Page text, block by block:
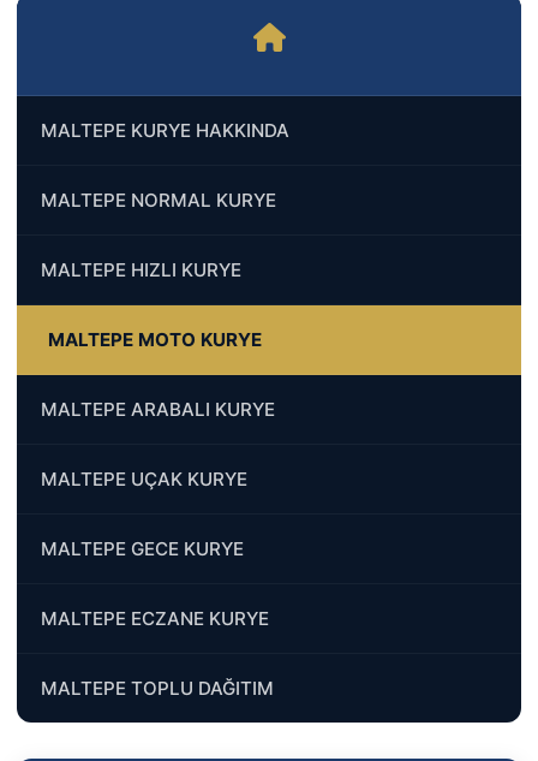
MALTEPE KURYE HAKKINDA
MALTEPE NORMAL KURYE
MALTEPE HIZLI KURYE
MALTEPE MOTO KURYE
MALTEPE ARABALI KURYE
MALTEPE UÇAK KURYE
MALTEPE GECE KURYE
MALTEPE ECZANE KURYE
MALTEPE TOPLU DAĞITIM